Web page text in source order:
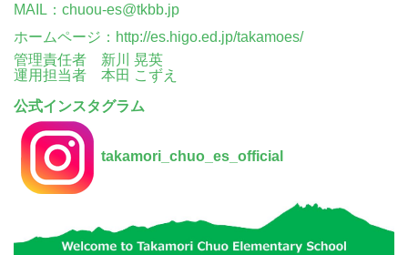
MAIL：chuou-es@tkbb.jp
ホームページ： http://es.higo.ed.jp/takamoes/
管理責任者 新川 晃英
運用担当者 本田 こずえ
公式インスタグラム
takamori_chuo_es_official